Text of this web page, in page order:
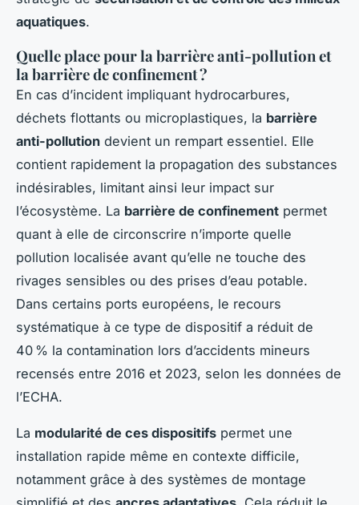
aquatiques.
Quelle place pour la barrière anti-pollution et
la barrière de confinement ?
En cas d’incident impliquant hydrocarbures,
déchets flottants ou microplastiques, la barrière
anti-pollution devient un rempart essentiel. Elle
contient rapidement la propagation des substances
indésirables, limitant ainsi leur impact sur
l’écosystème. La barrière de confinement permet
quant à elle de circonscrire n’importe quelle
pollution localisée avant qu’elle ne touche des
rivages sensibles ou des prises d’eau potable.
Dans certains ports européens, le recours
systématique à ce type de dispositif a réduit de
40 % la contamination lors d’accidents mineurs
recensés entre 2016 et 2023, selon les données de
l’ECHA.
La modularité de ces dispositifs permet une
installation rapide même en contexte difficile,
notamment grâce à des systèmes de montage